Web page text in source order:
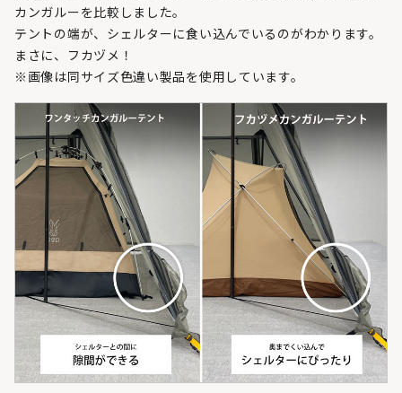
カンガルーを比較しました。
テントの端が、シェルターに食い込んでいるのがわかります。
まさに、フカヅメ！
※画像は同サイズ色違い製品を使用しています。